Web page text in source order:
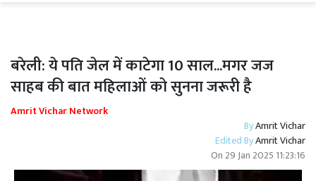
बरेली: ये पति जेल में काटेगा 10 साल...मगर जज
साहब की बात महिलाओं को सुनना जरूरी है
Amrit Vichar Network
ByAmrit Vichar
Edited ByAmrit Vichar
On 29 Jan 2025 11:23:16